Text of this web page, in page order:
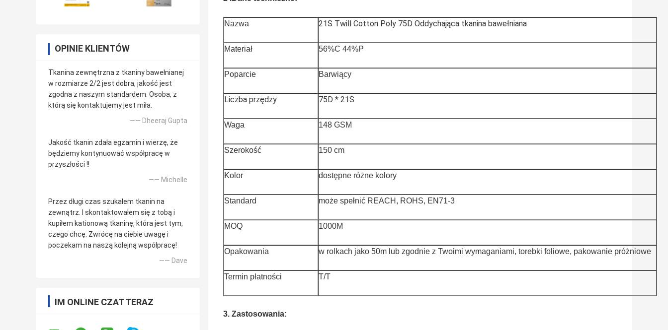
OPINIE KLIENTÓW
Tkanina zewnętrzna z tkaniny bawełnianej
w rozmiarze 2/2 jest dobra, jakość jest
zgodna z naszym standardem. Osoba, z
którą się kontaktujemy jest miła.
—— Dheeraj Gupta
Jakość tkanin zdała egzamin i wierzę, że
będziemy kontynuować współpracę w
przyszłości !!
—— Michelle
Przez długi czas szukałem tkanin na
zewnątrz. I skontaktowałem się z tobą i
kupiłem kationową tkaninę, która jest tym,
czego chcę. Zwrócę na ciebie uwagę i
poczekam na naszą kolejną współpracę!
—— Dave
IM ONLINE CZAT TERAZ
Nazwa 21S Twill Cotton Poly 75D Oddychająca tkanina bawełniana
Materiał 56%C 44%P
Poparcie Barwiący
Liczba przędzy 75D * 21S
Waga 148 GSM
Szerokość 150 cm
Kolor dostępne różne kolory
Standard może spełnić REACH, ROHS, EN71-3
MOQ 1000M
Opakowania w rolkach jako 50m lub zgodnie z Twoimi wymaganiami, torebki foliowe, pakowanie próżniowe
Termin płatności T/T
3. Zastosowania: